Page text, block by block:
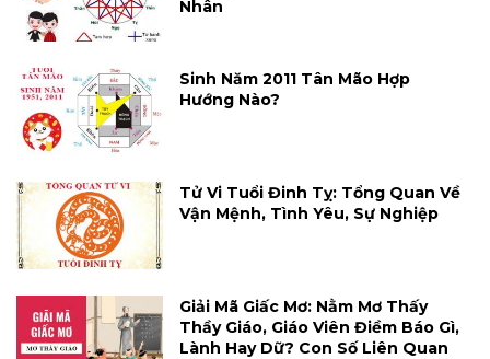
Nhân
Sinh Năm 2011 Tân Mão Hợp
Hướng Nào?
Tử Vi Tuổi Đinh Tỵ: Tổng Quan Về
Vận Mệnh, Tình Yêu, Sự Nghiệp
Giải Mã Giấc Mơ: Nằm Mơ Thấy
Thầy Giáo, Giáo Viên Điềm Báo Gì,
Lành Hay Dữ? Con Số Liên Quan